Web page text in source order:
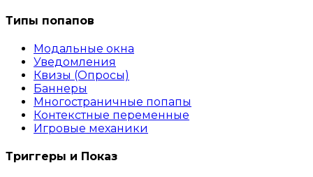
Типы попапов
Модальные окна
Уведомления
Квизы (Опросы)
Баннеры
Многостраничные попапы
Контекстные переменные
Игровые механики
Триггеры и Показ